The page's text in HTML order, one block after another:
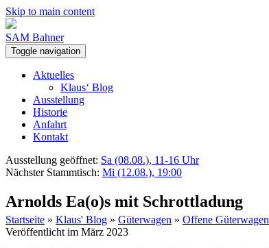
Skip to main content
SAM Bahner
Toggle navigation
Aktuelles
Klaus‘ Blog
Ausstellung
Historie
Anfahrt
Kontakt
Ausstellung geöffnet: Sa (08.08.), 11-16 Uhr
Nächster Stammtisch: Mi (12.08.), 19:00
Arnolds Ea(o)s mit Schrottladung
Startseite » Klaus' Blog » Güterwagen » Offene Güterwagen
Veröffentlicht im März 2023